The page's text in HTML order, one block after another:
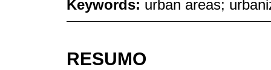
Keywords: urban areas;
RESUMO